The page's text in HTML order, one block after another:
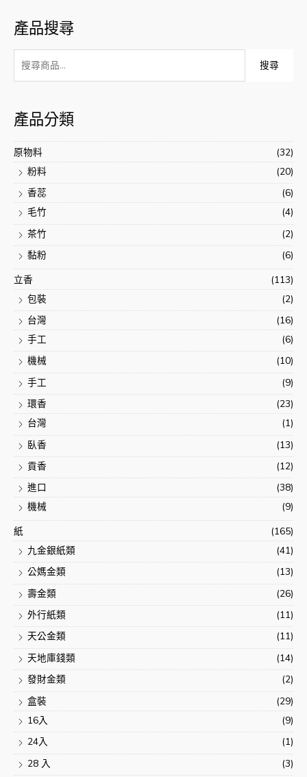
產品搜尋
搜
搜尋
產品分類
原物料
(32)
粉料
(20)
香蕊
(6)
毛竹
(4)
茶竹
(2)
黏粉
(6)
立香
(113)
包裝
(2)
台灣
(16)
手工
(6)
機械
(10)
手工
(9)
環香
(23)
台灣
(1)
臥香
(13)
貢香
(12)
進口
(38)
機械
(9)
紙
(165)
九金銀紙類
(41)
公媽金類
(13)
壽金類
(26)
外行紙類
(11)
天公金類
(11)
天地庫錢類
(14)
發財金類
(2)
盒裝
(29)
16入
(9)
24入
(1)
28 入
(3)